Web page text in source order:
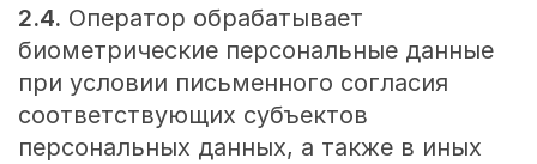
2.4. Оператор обрабатывает
биометрические персональные данные
при условии письменного согласия
соответствующих субъектов
персональных данных, а также в иных